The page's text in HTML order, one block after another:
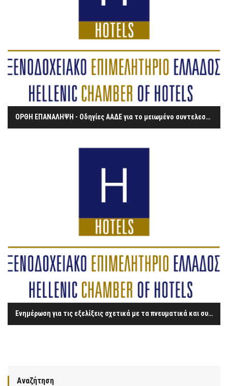
ΟΡΘΗ ΕΠΑΝΑΛΗΨΗ - Οδηγίες ΑΑΔΕ για το μειωμένο συντελεστή του ΦΠΑ στην εστίαση
Ενημέρωση για τις εξελίξεις σχετικά με τα πνευματικά και συγγενικά δικαιώματα – η περίπτωση του ΟΣΔ «ΔΙΑΣ»
Αναζήτηση